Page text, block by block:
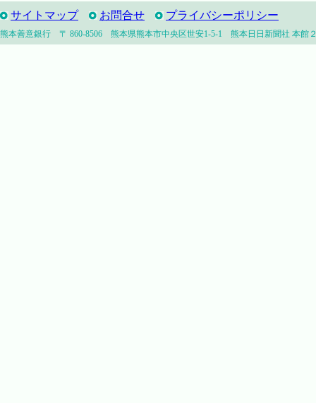
サイトマップ お問合せ プライバシーポリシー
熊本善意銀行 〒 860-8506 熊本県熊本市中央区世安1-5-1 熊本日日新聞社 本館